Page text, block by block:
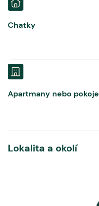
Chatky
Apartmany nebo pokoje
Lokalita a okolí